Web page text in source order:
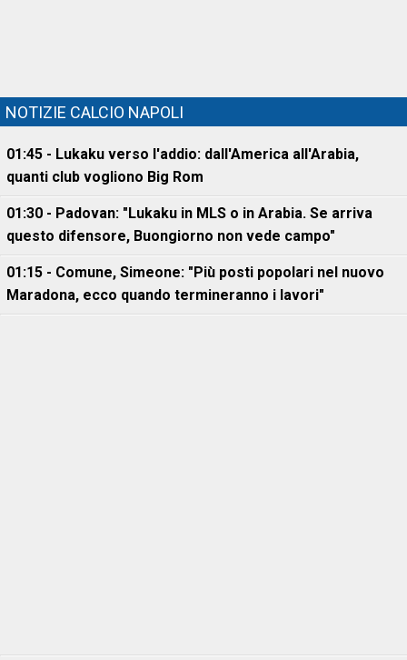
NOTIZIE CALCIO NAPOLI
01:45 - Lukaku verso l'addio: dall'America all'Arabia,
quanti club vogliono Big Rom
01:30 - Padovan: "Lukaku in MLS o in Arabia. Se arriva
questo difensore, Buongiorno non vede campo"
01:15 - Comune, Simeone: "Più posti popolari nel nuovo
Maradona, ecco quando termineranno i lavori"